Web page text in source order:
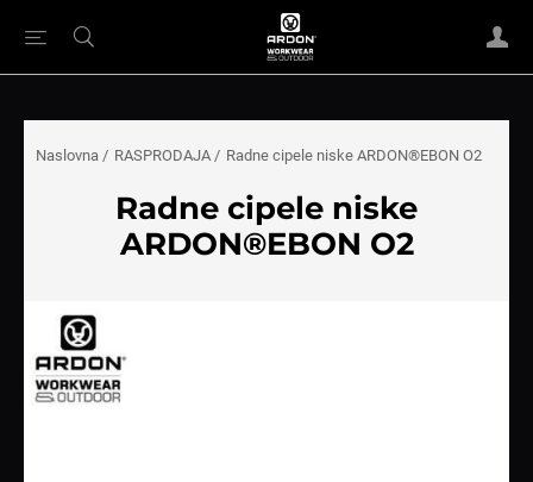
Naslovna / RASPRODAJA / Radne cipele niske ARDON®EBON O2
Radne cipele niske
ARDON®EBON O2